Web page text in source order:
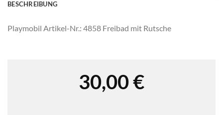
BESCHREIBUNG
Playmobil Artikel-Nr.: 4858 Freibad mit Rutsche
30,00€